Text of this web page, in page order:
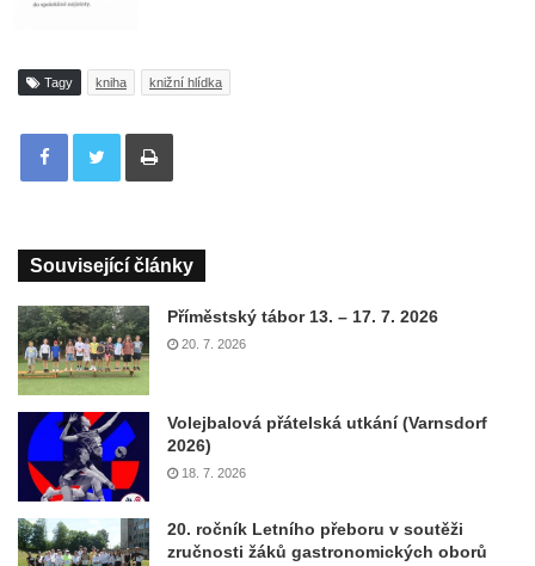
Tagy kniha knižní hlídka
Tisknout
Související články
Příměstský tábor 13. – 17. 7. 2026
20. 7. 2026
Volejbalová přátelská utkání (Varnsdorf
2026)
18. 7. 2026
20. ročník Letního přeboru v soutěži
zručnosti žáků gastronomických oborů